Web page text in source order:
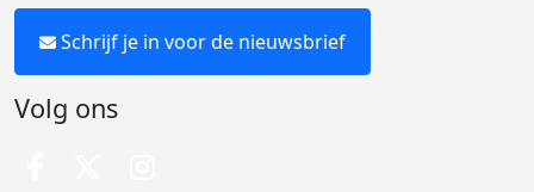
Schrijf je in voor de nieuwsbrief
Volg ons